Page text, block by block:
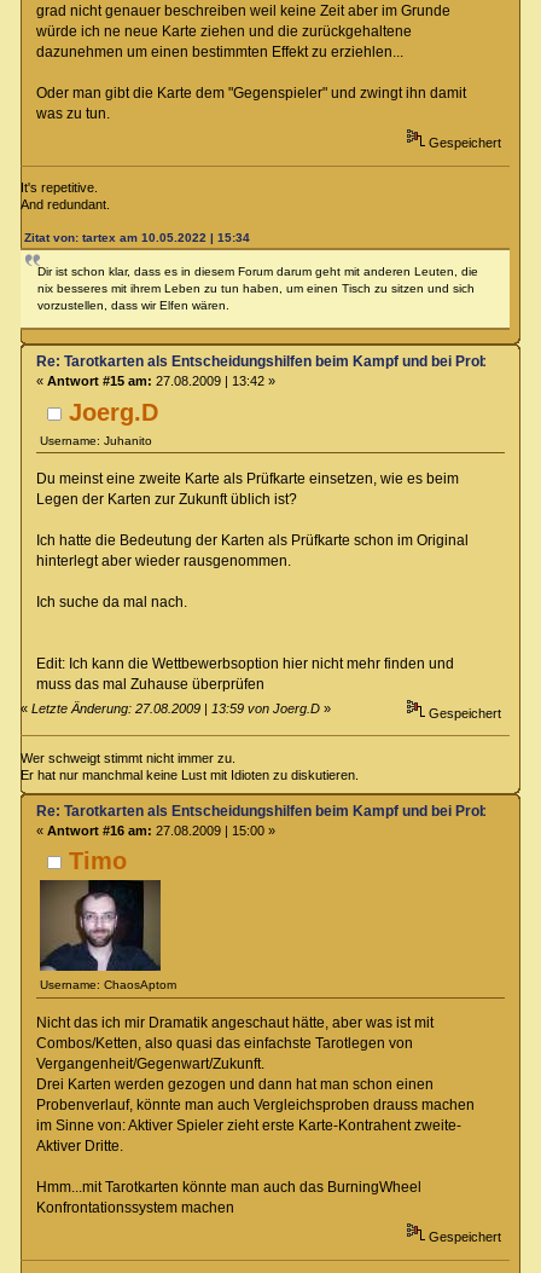
grad nicht genauer beschreiben weil keine Zeit aber im Grunde
würde ich ne neue Karte ziehen und die zurückgehaltene
dazunehmen um einen bestimmten Effekt zu erziehlen...
Oder man gibt die Karte dem "Gegenspieler" und zwingt ihn damit
was zu tun.
Gespeichert
It's repetitive.
And redundant.
Zitat von: tartex am 10.05.2022 | 15:34
Dir ist schon klar, dass es in diesem Forum darum geht mit anderen Leuten, die
nix besseres mit ihrem Leben zu tun haben, um einen Tisch zu sitzen und sich
vorzustellen, dass wir Elfen wären.
Joerg.D
Username: Juhanito
Re: Tarotkarten als Entscheidungshilfen beim Kampf und bei Proben
« Antwort #15 am: 27.08.2009 | 13:42 »
Du meinst eine zweite Karte als Prüfkarte einsetzen, wie es beim
Legen der Karten zur Zukunft üblich ist?
Ich hatte die Bedeutung der Karten als Prüfkarte schon im Original
hinterlegt aber wieder rausgenommen.
Ich suche da mal nach.
Edit: Ich kann die Wettbewerbsoption hier nicht mehr finden und
muss das mal Zuhause überprüfen
«Letzte Änderung: 27.08.2009 | 13:59 von Joerg.D » Gespeichert
Wer schweigt stimmt nicht immer zu.
Er hat nur manchmal keine Lust mit Idioten zu diskutieren.
Timo
Username: ChaosAptom
Re: Tarotkarten als Entscheidungshilfen beim Kampf und bei Proben
« Antwort #16 am: 27.08.2009 | 15:00 »
Nicht das ich mir Dramatik angeschaut hätte, aber was ist mit
Combos/Ketten, also quasi das einfachste Tarotlegen von
Vergangenheit/Gegenwart/Zukunft.
Drei Karten werden gezogen und dann hat man schon einen
Probenverlauf, könnte man auch Vergleichsproben drauss machen
im Sinne von: Aktiver Spieler zieht erste Karte-Kontrahent zweite-
Aktiver Dritte.
Hmm...mit Tarotkarten könnte man auch das BurningWheel
Konfrontationssystem machen
Gespeichert